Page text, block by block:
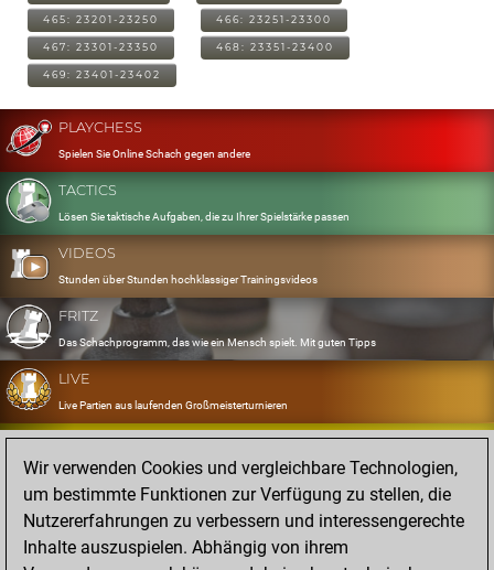
465: 23201-23250 466: 23251-23300
467: 23301-23350 468: 23351-23400
469: 23401-23402
PLAYCHESS
Spielen Sie Online Schach gegen andere
TACTICS
Lösen Sie taktische Aufgaben, die zu Ihrer Spielstärke passen
VIDEOS
Stunden über Stunden hochklassiger Trainingsvideos
FRITZ
Das Schachprogramm, das wie ein Mensch spielt. Mit guten Tipps
LIVE
Live Partien aus laufenden Großmeisterturnieren
OPENINGS
Erfassen und Üben Sie Ihr Eröffnungsrepertoire
DATABASE
Acht Millionen starke Partien
Wir verwenden Cookies und vergleichbare Technologien,
um bestimmte Funktionen zur Verfügung zu stellen, die
Nutzererfahrungen zu verbessern und interessengerechte
Inhalte auszuspielen. Abhängig von ihrem